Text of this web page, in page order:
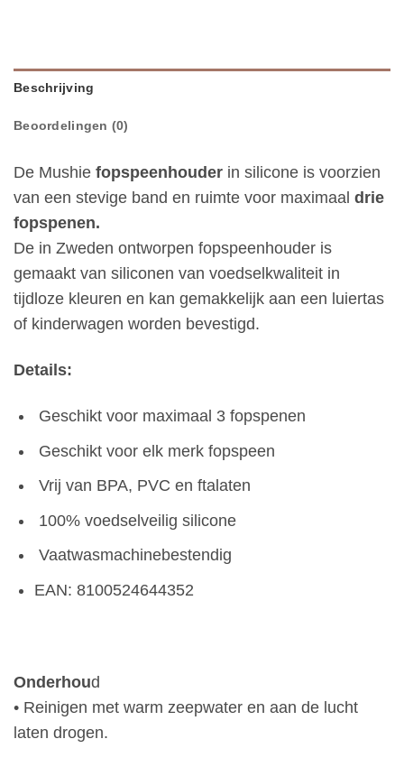
Beschrijving
Beoordelingen (0)
De Mushie fopspeenhouder in silicone is voorzien
van een stevige band en ruimte voor maximaal drie
fopspenen.
De in Zweden ontworpen fopspeenhouder is
gemaakt van siliconen van voedselkwaliteit in
tijdloze kleuren en kan gemakkelijk aan een luiertas
of kinderwagen worden bevestigd.
Details:
Geschikt voor maximaal 3 fopspenen
Geschikt voor elk merk fopspeen
Vrij van BPA, PVC en ftalaten
100% voedselveilig silicone
Vaatwasmachinebestendig
EAN: 8100524644352
Onderhoud
• Reinigen met warm zeepwater en aan de lucht
laten drogen.